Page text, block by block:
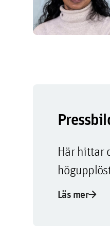
Här hittar
Läs merarrow_forward